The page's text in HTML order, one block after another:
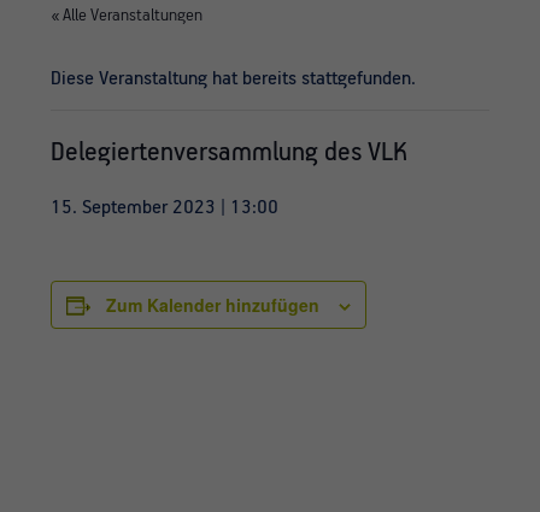
« Alle Veranstaltungen
Diese Veranstaltung hat bereits stattgefunden.
Delegiertenversammlung des VLK
15. September 2023 | 13:00
Zum Kalender hinzufügen